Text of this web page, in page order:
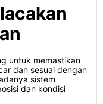
untuk memastikan
dan sesuai dengan
sistem
dan kondisi